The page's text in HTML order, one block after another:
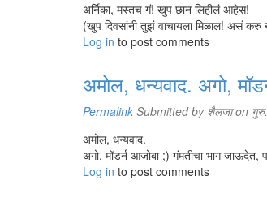
अर्निका, मस्तच गं! खुप छान लिहीलं आहेस!
(खुप दिवसांनी तुझं वाचायला मिळाल! असं करु
Log in to post comments
अमोल, धन्यवाद. अगो,
Permalink Submitted by शैलजाon
अमोल, धन्यवाद.
अगो, मॉडर्न आजोबा ;) गंमतीचा भाग
Log in to post comments